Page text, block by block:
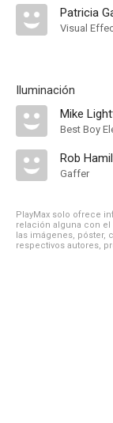
Patricia
Visual
Iluminación
Mike
Best Boy
Rob
Gaffer
PlayMax solo ofrece
relación alguna con
las imágenes, póster,
respectivos autores,